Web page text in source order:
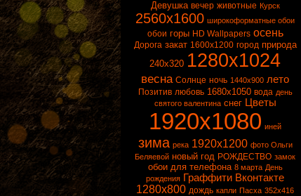
Разные
Обои 1680х1050
Цветные карандаши
Разрешение Вашего монитора
Статьи про обои
Девушка вечер животные Курск
2560x1600 широкоформатные обои
обои горы HD Wallpapers осень
Дорога закат 1600x1200 город природа
240x320 1280x1024
весна Солнце ночь 1440x900 лето
Позитив любовь 1680x1050 вода день
святого валентина снег Цветы
1920x1080 иней
зима река 1920x1200 фото Ольги
Беляевой новый год РОЖДЕСТВО замок
обои для телефона 8 марта День
рождения Граффити Вконтакте
1280x800 дождь капли Пасха 352x416